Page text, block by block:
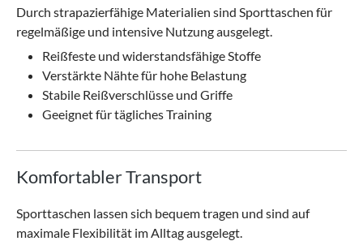
Durch strapazierfähige Materialien sind Sporttaschen für
regelmäßige und intensive Nutzung ausgelegt.
Reißfeste und widerstandsfähige Stoffe
Verstärkte Nähte für hohe Belastung
Stabile Reißverschlüsse und Griffe
Geeignet für tägliches Training
Komfortabler Transport
Sporttaschen lassen sich bequem tragen und sind auf
maximale Flexibilität im Alltag ausgelegt.